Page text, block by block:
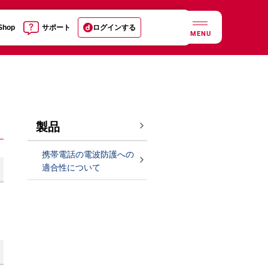
サポート ログインする
MENU
製品
携帯電話の電波防護への
適合性について